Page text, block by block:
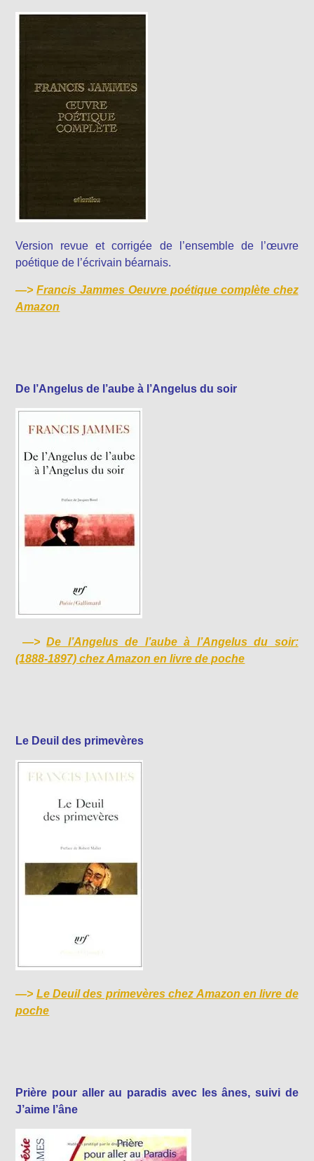
Version revue et corrigée de l’ensemble de l’œuvre
poétique de l’écrivain béarnais.
—>Francis Jammes Oeuvre poétique complète chez
Amazon
De l’Angelus de l’aube à l’Angelus du soir
—>De l’Angelus de l’aube à l’Angelus du soir:
(1888-1897) chez Amazon en livre de poche
Le Deuil des primevères
—> Le Deuil des primevères chez Amazon en livre de
poche
Prière pour aller au paradis avec les ânes, suivi de
J’aime l’âne